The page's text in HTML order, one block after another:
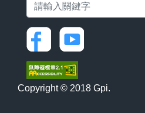
Copyright © 2018 Gpi.